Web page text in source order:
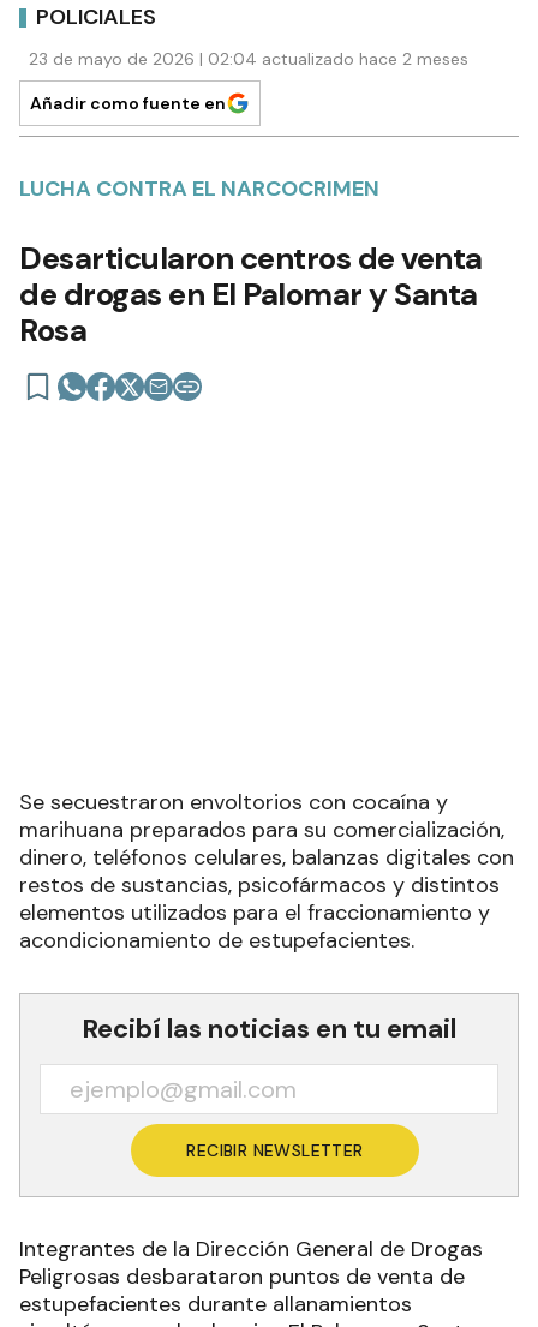
POLICIALES
23 de mayo de 2026 | 02:04 actualizado hace 2 meses
Añadir como fuente en
LUCHA CONTRA EL NARCOCRIMEN
Desarticularon centros de venta
de drogas en El Palomar y Santa
Rosa
Se secuestraron envoltorios con cocaína y
marihuana preparados para su comercialización,
dinero, teléfonos celulares, balanzas digitales con
acondicionamiento de estupefacientes.
Recibí las noticias en tu email
RECIBIR NEWSLETTER